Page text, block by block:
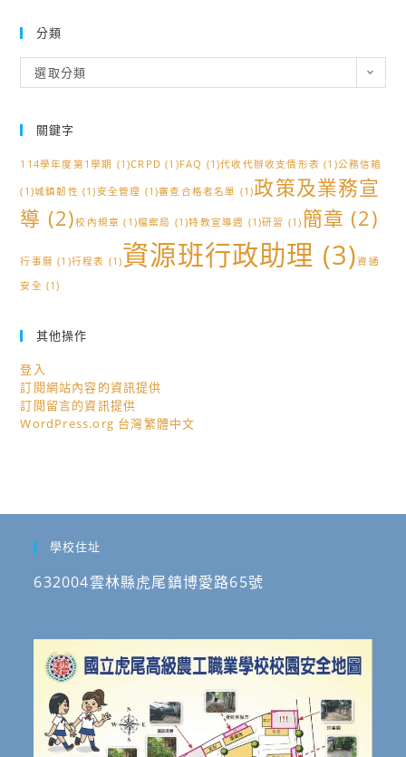
分類
類
選取分類
關鍵字
114學年度第1學期 (1)CRPD (1)FAQ (1)代收代辦收支情形表 (1)公務信箱
(1)城鎮韌性 (1)安全管理 (1)審查合格者名單 (1)政策及業務宣
導 (2)校內規章 (1)檔案局 (1)特教宣導週 (1)研習 (1) 簡章 (2)
行事曆 (1)行程表 (1)資源班行政助理 (3)資通
安全 (1)
其他操作
登入
訂閱網站內容的資訊提供
訂閱留言的資訊提供
WordPress.org 台灣繁體中文
學校住址
632004雲林縣虎尾鎮博愛路65號